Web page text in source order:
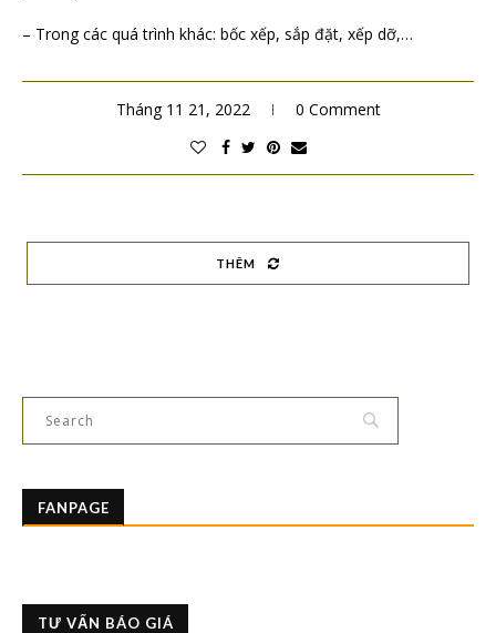
– Trong các quá trình khác: bốc xếp, sắp đặt, xếp dỡ,…
Tháng 11 21, 2022 0 Comment
THÊM
FANPAGE
TƯ VẤN BÁO GIÁ